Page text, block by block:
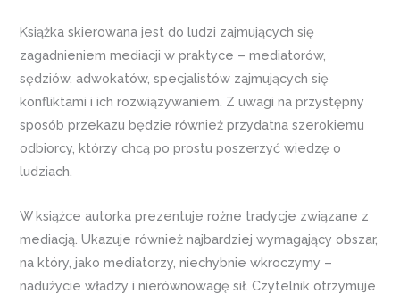
Książka skierowana jest do ludzi zajmujących się
zagadnieniem mediacji w praktyce – mediatorów,
sędziów, adwokatów, specjalistów zajmujących się
konfliktami i ich rozwiązywaniem. Z uwagi na przystępny
sposób przekazu będzie również przydatna szerokiemu
odbiorcy, którzy chcą po prostu poszerzyć wiedzę o
ludziach.
W książce autorka prezentuje rożne tradycje związane z
mediacją. Ukazuje również najbardziej wymagający obszar,
na który, jako mediatorzy, niechybnie wkroczymy –
nadużycie władzy i nierównowagę sił. Czytelnik otrzymuje